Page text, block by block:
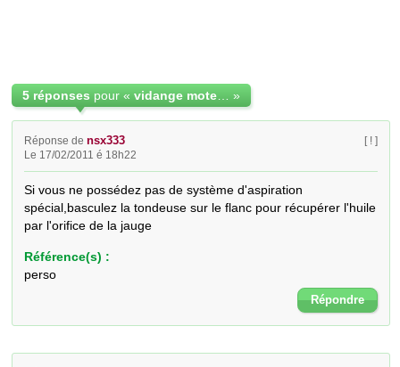
5 réponses pour « »
Réponse densx333
Le 17/02/2011 é 18h22
[ ! ]
Si vous ne possédez pas de système d'aspiration
spécial,basculez la tondeuse sur le flanc pour récupérer l'huile
par l'orifice de la jauge
Référence(s) :
perso
Répondre